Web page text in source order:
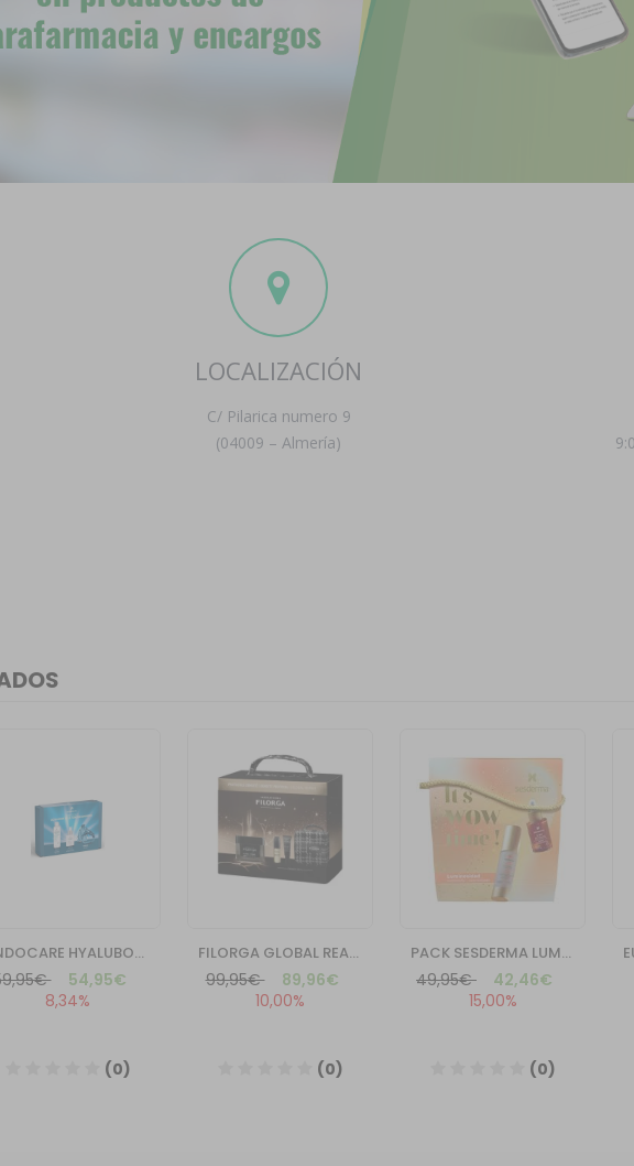
LOCALIZACIÓN
C/ Pilarica numero 9
(04009 – Almería)